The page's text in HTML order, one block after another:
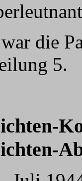
die
5.